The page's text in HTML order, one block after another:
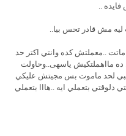
..
مش قادر تحس بيا..
..معملتش كده وانتي اكتر حد
ده مااهملتكيش ياسهى..وحاولت
لحد ماموت بس مجيتش عليكي
دلوقتي بتعملي ايه ..هااا بتعملي